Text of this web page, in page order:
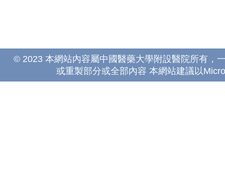
© 2023 本網站內容屬中國醫藥大學附設醫院所有，
或重製部分或全部內容 本網站建議以